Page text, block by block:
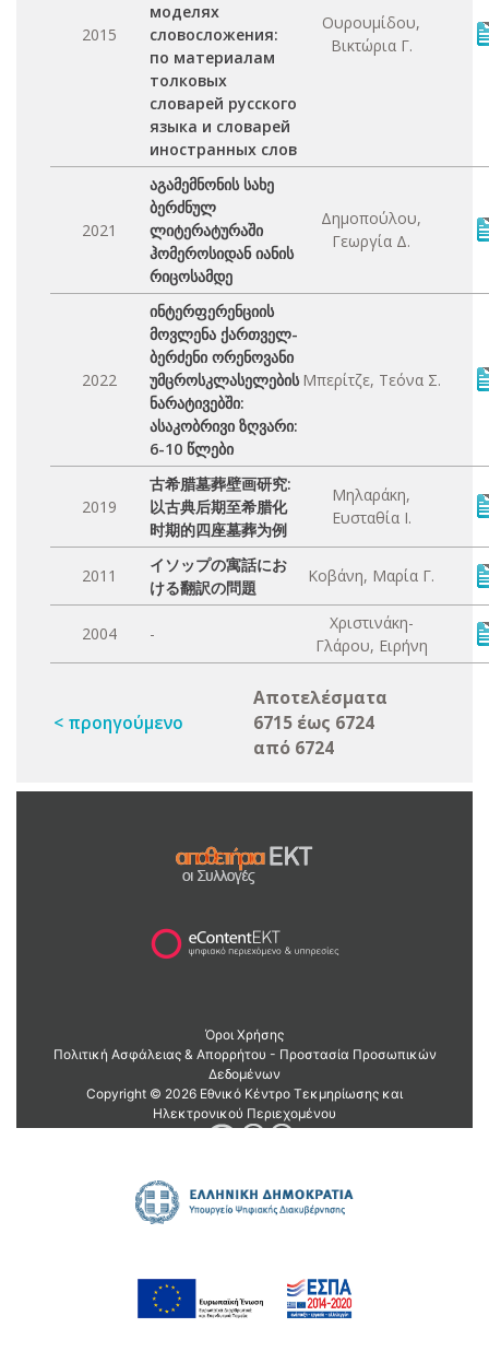
2015
моделях
словосложения:
по материалам
толковых
словарей русского
языка и словарей
иностранных слов
Ουρουμίδου,
Βικτώρια Γ.
2021
აგამემნონის სახე
ბერძნულ
ლიტერატურაში
ჰომეროსიდან იანის
რიცოსამდე
Δημοπούλου,
Γεωργία Δ.
2022
ინტერფერენციის
მოვლენა ქართველ-
ბერძენი ორენოვანი
უმცროსკლასელების
ნარატივებში:
ასაკობრივი ზღვარი:
6-10 წლები
Μπερίτζε, Τεόνα Σ.
2019
古希腊墓葬壁画研究:
以古典后期至希腊化
时期的四座墓葬为例
Μηλαράκη,
Ευσταθία Ι.
2011
イソップの寓話にお
ける翻訳の問題
Κοβάνη, Μαρία Γ.
2004 -
Χριστινάκη-
Γλάρου, Ειρήνη
< προηγούμενο
Αποτελέσματα
6715 έως 6724
από 6724